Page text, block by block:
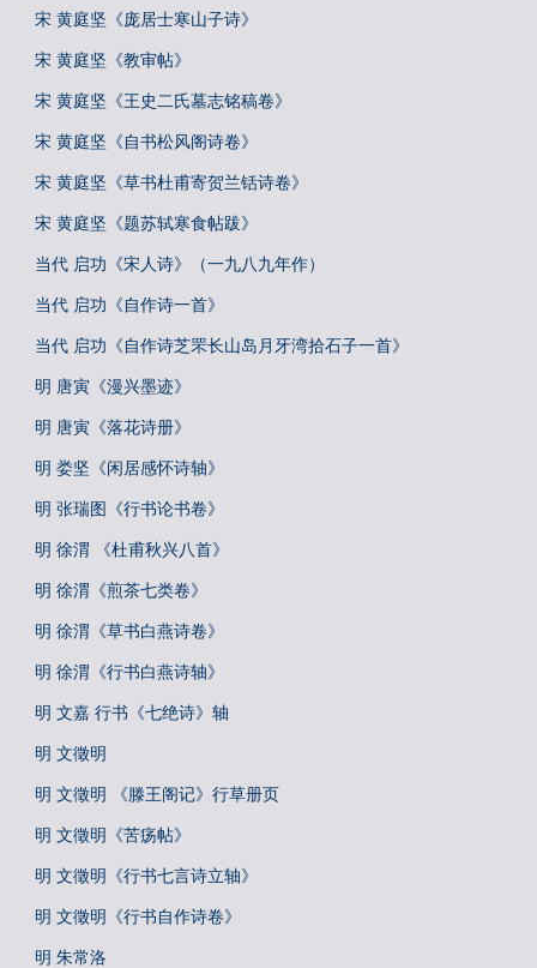
宋 黄庭坚《庞居士寒山子诗》
宋 黄庭坚《教审帖》
宋 黄庭坚《王史二氏墓志铭稿卷》
宋 黄庭坚《自书松风阁诗卷》
宋 黄庭坚《草书杜甫寄贺兰铦诗卷》
宋 黄庭坚《题苏轼寒食帖跋》
当代 启功《宋人诗》（一九八九年作）
当代 启功《自作诗一首》
当代 启功《自作诗芝罘长山岛月牙湾拾石子一首》
明 唐寅《漫兴墨迹》
明 唐寅《落花诗册》
明 娄坚《闲居感怀诗轴》
明 张瑞图《行书论书卷》
明 徐渭 《杜甫秋兴八首》
明 徐渭《煎茶七类卷》
明 徐渭《草书白燕诗卷》
明 徐渭《行书白燕诗轴》
明 文嘉 行书《七绝诗》轴
明 文徵明
明 文徵明 《滕王阁记》行草册页
明 文徵明《苦疡帖》
明 文徵明《行书七言诗立轴》
明 文徵明《行书自作诗卷》
明 朱常洛